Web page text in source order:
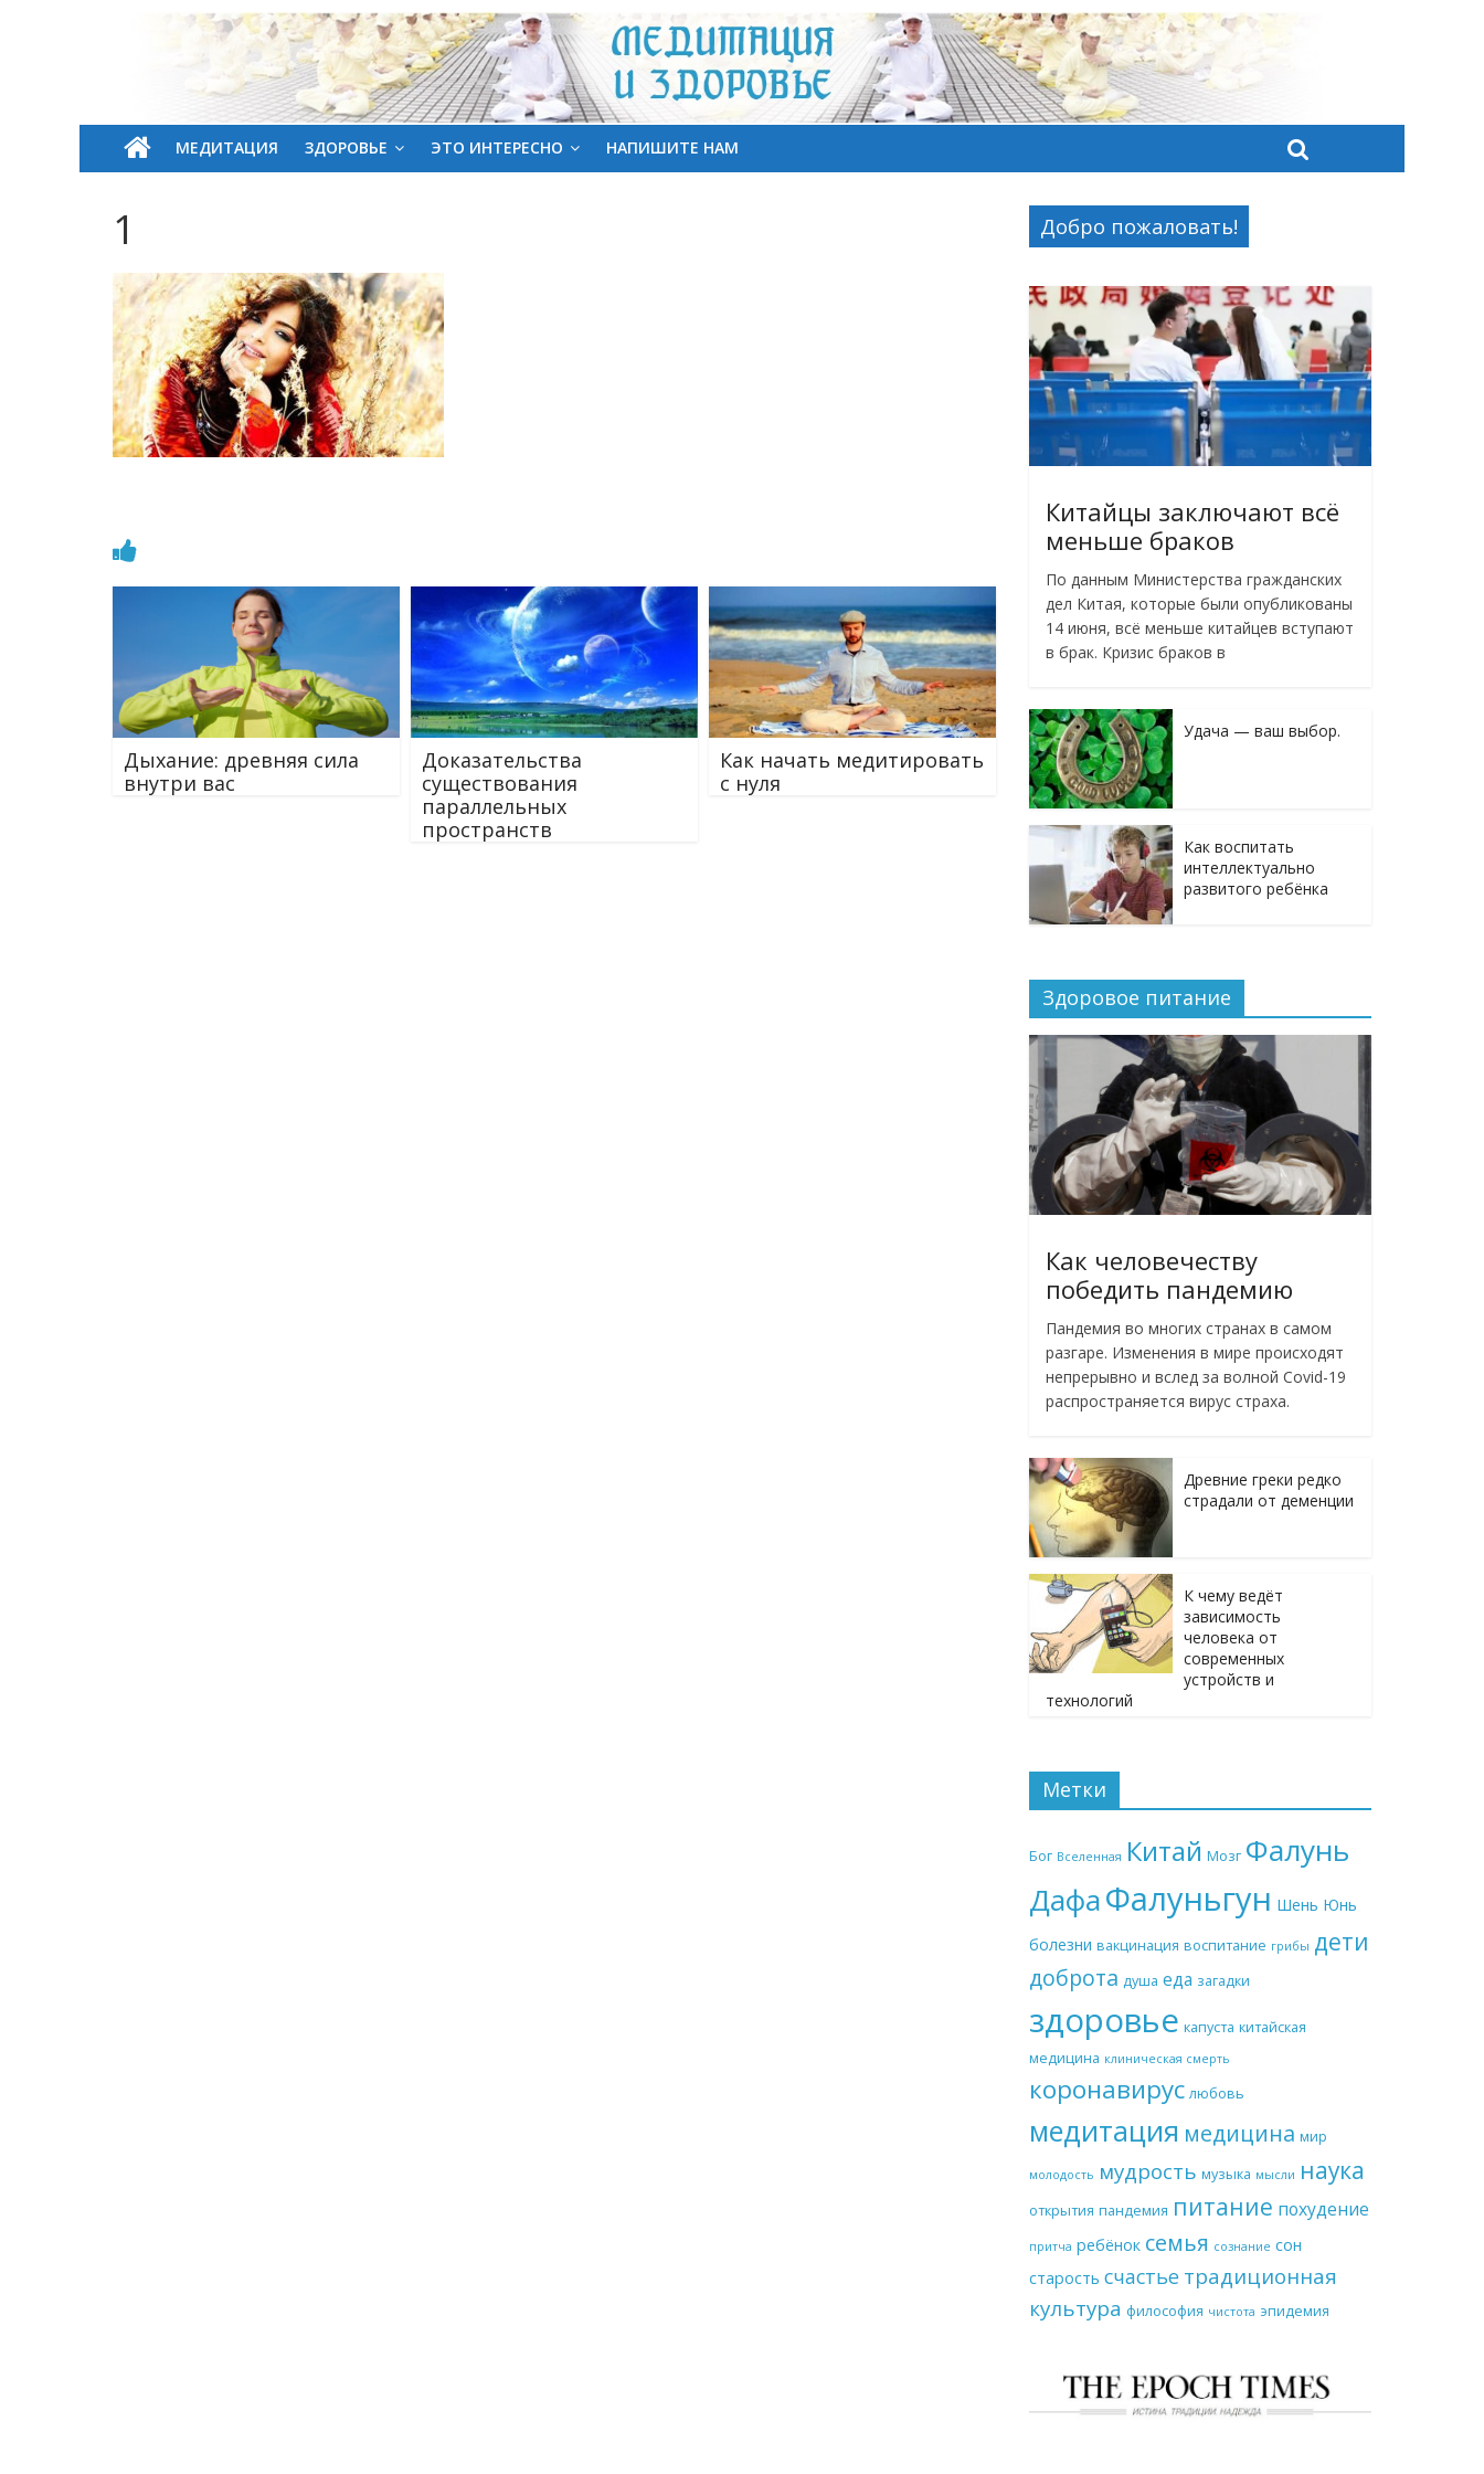
МЕДИТАЦИЯ ЗДОРОВЬЕ ЭТО ИНТЕРЕСНО НАПИШИТЕ НАМ
1
Дыхание: древняя сила
внутри вас
Доказательства
существования
параллельных
пространств
Как начать медитировать
с нуля
Добро пожаловать!
Китайцы заключают всё
меньше браков
По данным Министерства гражданских
дел Китая, которые были опубликованы
14 июня, всё меньше китайцев вступают
в брак. Кризис браков в
Удача — ваш выбор.
Как воспитать
интеллектуально
развитого ребёнка
Здоровое питание
Как человечеству
победить пандемию
Пандемия во многих странах в самом
разгаре. Изменения в мире происходят
непрерывно и вслед за волной Covid-19
распространяется вирус страха.
Древние греки редко
страдали от деменции
К чему ведёт
зависимость
человека от
современных
устройств и
технологий
Метки
Бог Вселенная Китай Мозг Фалунь
ДафаФалуньгун Шень Юнь
болезни вакцинация воспитание грибы дети
доброта душа еда загадки
здоровье капуста китайская
медицина клиническая смерть
коронавирус любовь
медитация медицина мир
молодость мудрость музыка мысли наука
открытия пандемия питание похудение
притча ребёнок семья сознание сон
старость счастье традиционная
культура философия чистота эпидемия